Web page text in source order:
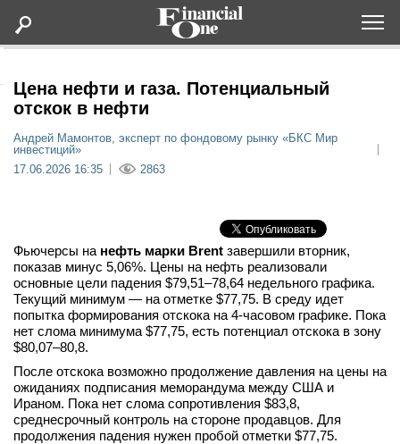
Статьи
Мероприятия
Новости
вконтакте
телеграм
Цена нефти и газа. Потенциальный
отскок в нефти
Андрей Мамонтов, эксперт по фондовому рынку «БКС Мир
инвестиций»
17.06.2026 16:35
2863
Фьючерсы на нефть марки Brent завершили вторник,
показав минус 5,06%. Цены на нефть реализовали
основные цели падения $79,51–78,64 недельного графика.
Текущий минимум — на отметке $77,75. В среду идет
попытка формирования отскока на 4-часовом графике. Пока
нет слома минимума $77,75, есть потенциал отскока в зону
$80,07–80,8.
После отскока возможно продолжение давления на цены на
ожиданиях подписания меморандума между США и
Ираном. Пока нет слома сопротивления $83,8,
среднесрочный контроль на стороне продавцов. Для
продолжения падения нужен пробой отметки $77,75.